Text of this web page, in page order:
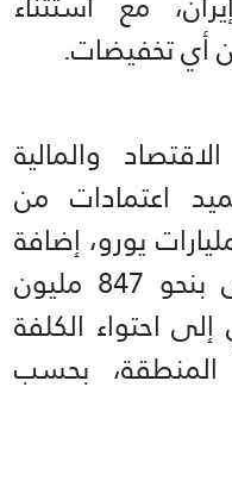
أي تخفيضات.
والمالية
اعتمادات من
الدولة بقيمة 3.2 مليارات يورو، إضافة
إلى إلغاء مخصصات أخرى بنحو 847 مليون
احتواء الكلفة
بحسب